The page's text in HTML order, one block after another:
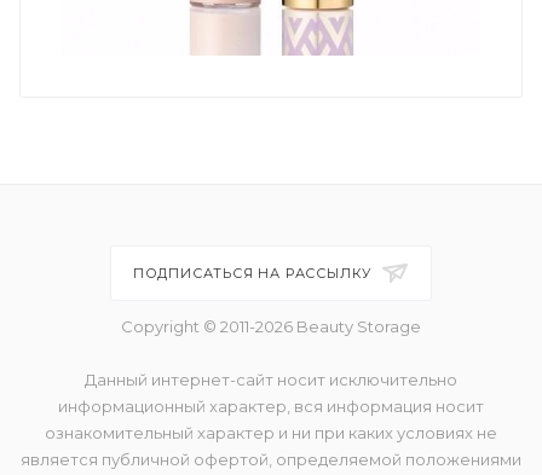
ПОДПИСАТЬСЯ НА РАССЫЛКУ
Copyright © 2011-2026 Beauty Storage
Данный интернет-сайт носит исключительно
информационный характер, вся информация носит
ознакомительный характер и ни при каких условиях не
является публичной офертой, определяемой положениями